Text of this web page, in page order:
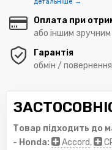
Оплата при
або іншим
Гарантія
обмін /
Товар підходить до
- Honda: Accord,